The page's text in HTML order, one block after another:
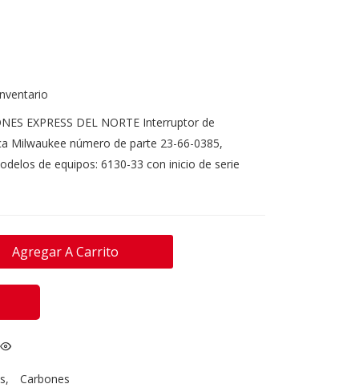
EXPRESS DEL NORTE Interruptor de
Milwaukee número de parte 23-66-0385,
de equipos: 6130-33 con inicio de serie
Agregar A Carrito
, Carbones